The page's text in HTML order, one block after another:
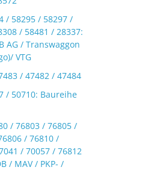
/ 58295 / 58297 /
/ 58481 / 28337:
AG / Transwaggon
VTG
/ 47482 / 47484
/ 50710: Baureihe
/ 76803 / 76805 /
/ 76810 /
/ 70057 / 76812
/ MAV / PKP- /